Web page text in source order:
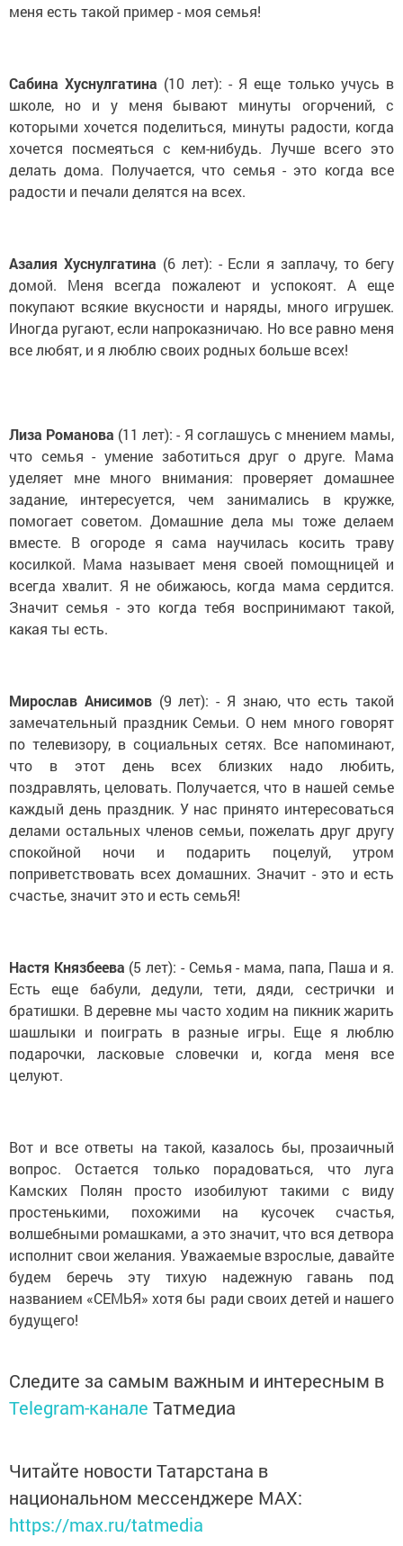
меня есть такой пример - моя семья!
Сабина Хуснулгатина (10 лет): - Я еще только учусь в
школе, но и у меня бывают минуты огорчений, с
которыми хочется поделиться, минуты радости, когда
хочется посмеяться с кем-нибудь. Лучше всего это
делать дома. Получается, что семья - это когда все
радости и печали делятся на всех.
Азалия Хуснулгатина (6 лет): - Если я заплачу, то бегу
домой. Меня всегда пожалеют и успокоят. А еще
покупают всякие вкусности и наряды, много игрушек.
Иногда ругают, если напроказничаю. Но все равно меня
все любят, и я люблю своих родных больше всех!
Лиза Романова (11 лет): - Я соглашусь с мнением мамы,
что семья - умение заботиться друг о друге. Мама
уделяет мне много внимания: проверяет домашнее
задание, интересуется, чем занимались в кружке,
помогает советом. Домашние дела мы тоже делаем
вместе. В огороде я сама научилась косить траву
косилкой. Мама называет меня своей помощницей и
всегда хвалит. Я не обижаюсь, когда мама сердится.
Значит семья - это когда тебя воспринимают такой,
какая ты есть.
Мирослав Анисимов(9 лет): - Я знаю, что есть такой
замечательный праздник Семьи. О нем много говорят
по телевизору, в социальных сетях. Все напоминают,
что в этот день всех близких надо любить,
поздравлять, целовать. Получается, что в нашей семье
каждый день праздник. У нас принято интересоваться
делами остальных членов семьи, пожелать друг другу
спокойной ночи и подарить поцелуй, утром
поприветствовать всех домашних. Значит - это и есть
счастье, значит это и есть семьЯ!
Настя Князбеева (5 лет): - Семья - мама, папа, Паша и я.
Есть еще бабули, дедули, тети, дяди, сестрички и
братишки. В деревне мы часто ходим на пикник жарить
шашлыки и поиграть в разные игры. Еще я люблю
подарочки, ласковые словечки и, когда меня все
целуют.
Вот и все ответы на такой, казалось бы, прозаичный
вопрос. Остается только порадоваться, что луга
Камских Полян просто изобилуют такими с виду
простенькими, похожими на кусочек счастья,
волшебными ромашками, а это значит, что вся детвора
исполнит свои желания. Уважаемые взрослые, давайте
будем беречь эту тихую надежную гавань под
названием «СЕМЬЯ» хотя бы ради своих детей и нашего
будущего!
Следите за самым важным и интересным в
Telegram-канале Татмедиа
Читайте новости Татарстана в
национальном мессенджере MАХ:
https://max.ru/tatmedia